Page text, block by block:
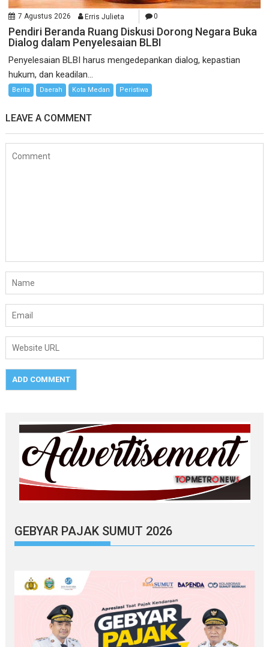
7 Agustus 2026 Erris Julieta 0
Pendiri Beranda Ruang Diskusi Dorong Negara Buka
Dialog dalam Penyelesaian BLBI
Penyelesaian BLBI harus mengedepankan dialog, kepastian
hukum, dan keadilan...
Berita Daerah Kota Medan Peristiwa
LEAVE A COMMENT
GEBYAR PAJAK SUMUT 2026